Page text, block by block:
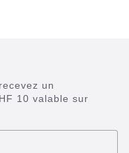
un
10 valable sur